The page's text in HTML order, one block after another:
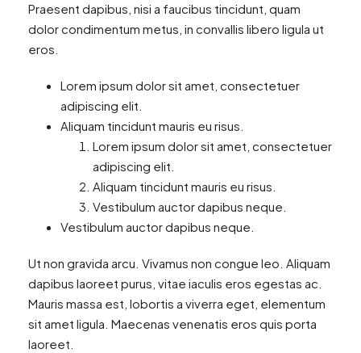
Praesent dapibus, nisi a faucibus tincidunt, quam
dolor condimentum metus, in convallis libero ligula ut
eros.
Lorem ipsum dolor sit amet, consectetuer
adipiscing elit.
Aliquam tincidunt mauris eu risus.
Lorem ipsum dolor sit amet, consectetuer
adipiscing elit.
Aliquam tincidunt mauris eu risus.
Vestibulum auctor dapibus neque.
Vestibulum auctor dapibus neque.
Ut non gravida arcu. Vivamus non congue leo. Aliquam
dapibus laoreet purus, vitae iaculis eros egestas ac.
Mauris massa est, lobortis a viverra eget, elementum
sit amet ligula. Maecenas venenatis eros quis porta
laoreet.